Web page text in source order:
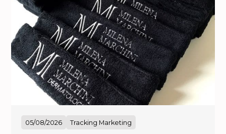
05/08/2026 Tracking Marketing